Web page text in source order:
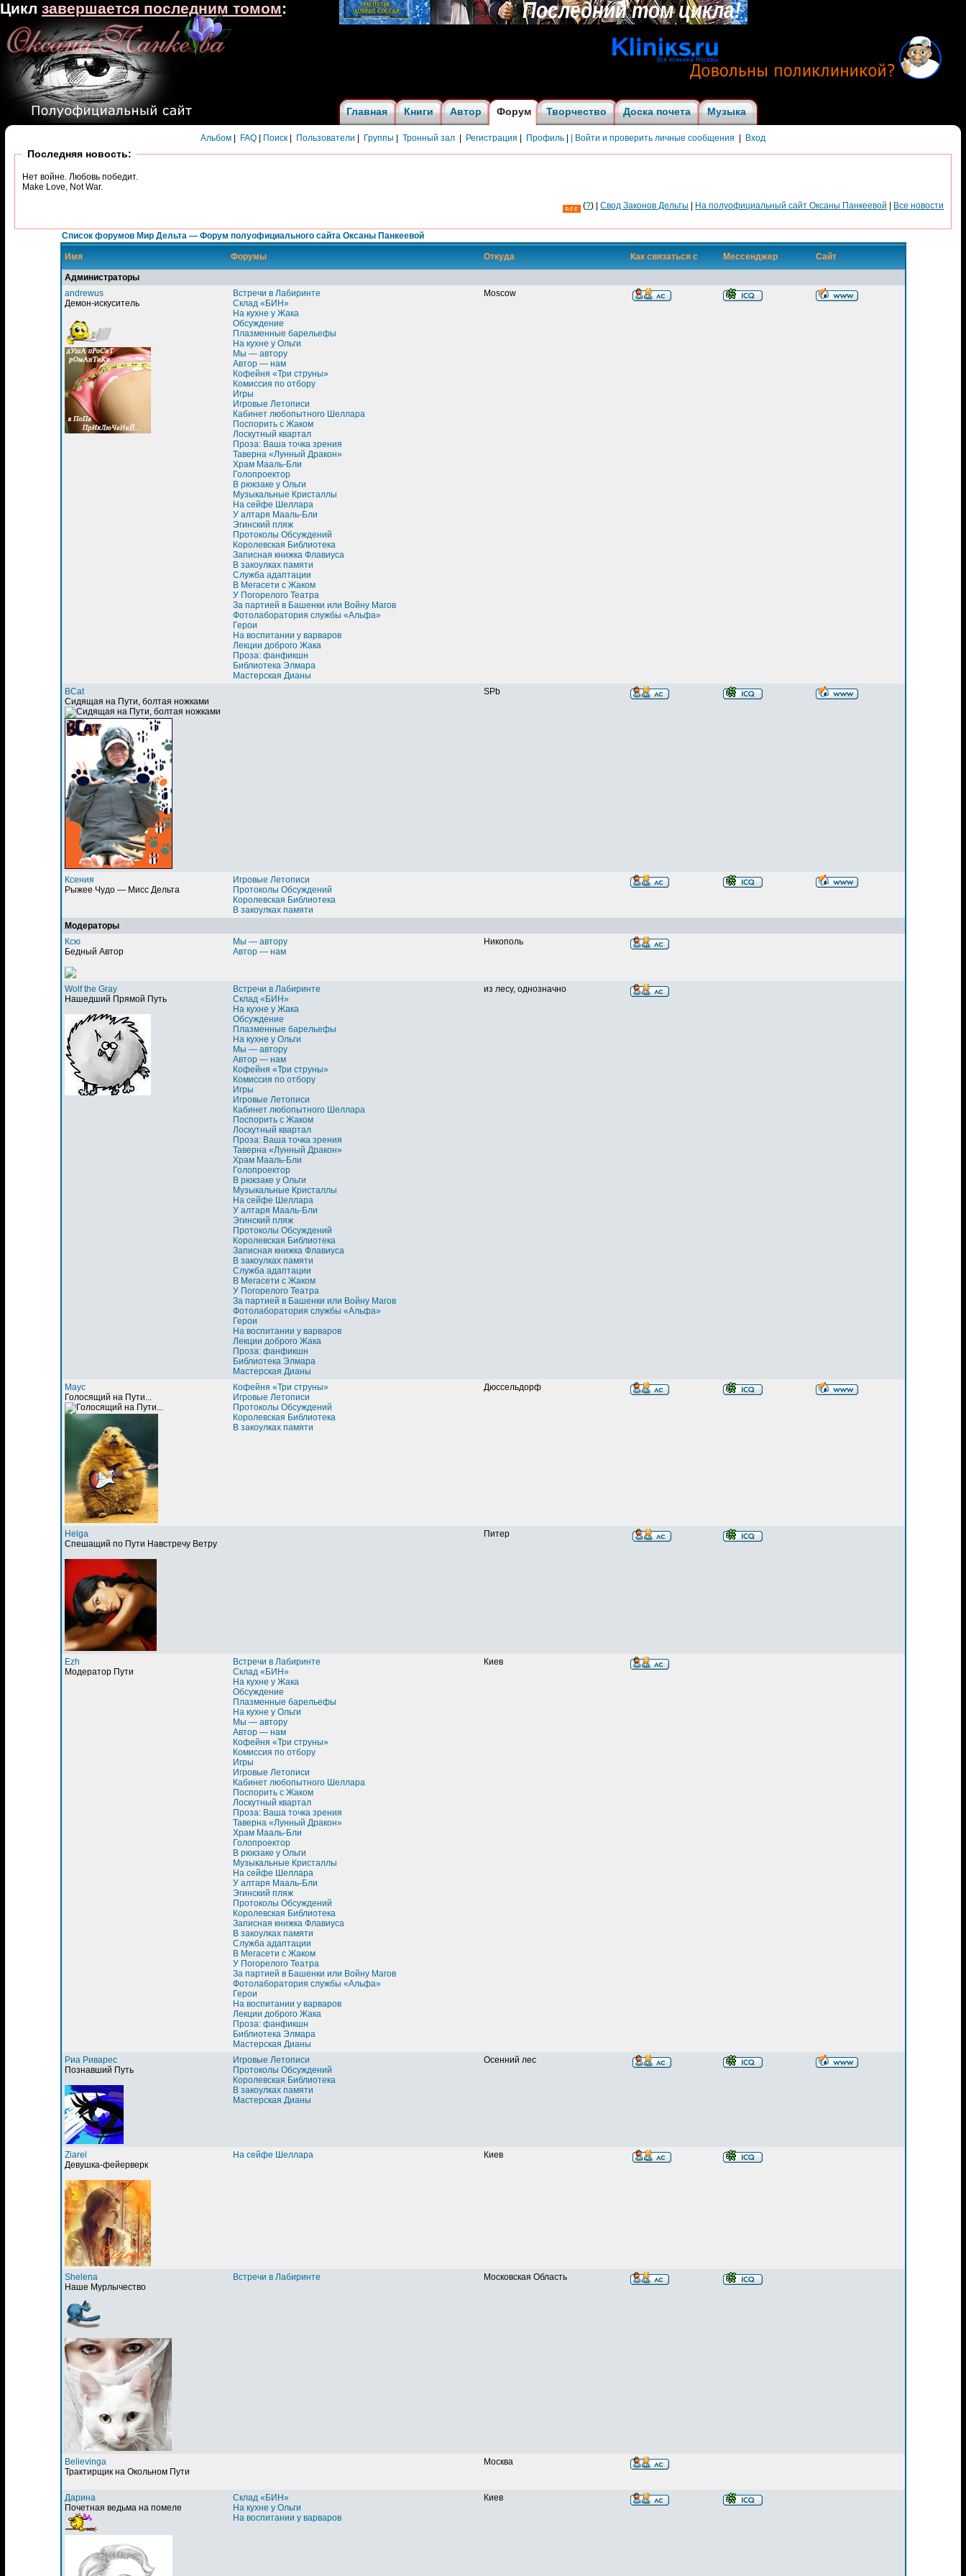
Главная Книги Автор Форум Творчество Доска почета Музыка
Альбом FAQ Поиск Пользователи Группы Тронный зал Регистрация Профиль | Войти и проверить личные сообщения Вход
Последняя новость:
Нет войне. Любовь победит.
Make Love, Not War.
(?) | Cвод Законов Дельты На полуофициальный сайт Оксаны Панкеевой Все новости
Список форумов Мир Дельта — Форум полуофициального сайта Оксаны Панкеевой
Имя Форумы Откуда Как связаться с Мессенджер Сайт
Администраторы
andrewus
Демон-искуситель
Встречи в Лабиринте
Склад «БИН»
На кухне у Жака
Обсуждение
Плазменные барельефы
На кухне у Ольги
Мы — автору
Автор — нам
Кофейня «Три струны»
Комиссия по отбору
Игры
Игровые Летописи
Кабинет любопытного Шеллара
Поспорить с Жаком
Лоскутный квартал
Проза: Ваша точка зрения
Таверна «Лунный Дракон»
Храм Мааль-Бли
Голопроектор
В рюкзаке у Ольги
Музыкальные Кристаллы
На сейфе Шеллара
У алтаря Мааль-Бли
Эгинский пляж
Протоколы Обсуждений
Королевская Библиотека
Записная книжка Флавиуса
В закоулках памяти
Служба адаптации
В Мегасети с Жаком
У Погорелого Театра
За партией в Башенки или Войну Магов
Фотолаборатория службы «Альфа»
Герои
На воспитании у варваров
Лекции доброго Жака
Проза: фанфикшн
Библиотека Элмара
Мастерская Дианы
Moscow
BCat
Сидящая на Пути, болтая ножками
SPb
Ксения
Рыжее Чудо — Мисс Дельта
Игровые Летописи
Протоколы Обсуждений
Королевская Библиотека
В закоулках памяти
Модераторы
Ксю
Бедный Автор
Мы — автору
Автор — нам
Никополь
Wolf the Gray
Нашедший Прямой Путь
Встречи в Лабиринте
Склад «БИН»
На кухне у Жака
Обсуждение
Плазменные барельефы
На кухне у Ольги
Мы — автору
Автор — нам
Кофейня «Три струны»
Комиссия по отбору
Игры
Игровые Летописи
Кабинет любопытного Шеллара
Поспорить с Жаком
Лоскутный квартал
Проза: Ваша точка зрения
Таверна «Лунный Дракон»
Храм Мааль-Бли
Голопроектор
В рюкзаке у Ольги
Музыкальные Кристаллы
На сейфе Шеллара
У алтаря Мааль-Бли
Эгинский пляж
Протоколы Обсуждений
Королевская Библиотека
Записная книжка Флавиуса
В закоулках памяти
Служба адаптации
В Мегасети с Жаком
У Погорелого Театра
За партией в Башенки или Войну Магов
Фотолаборатория службы «Альфа»
Герои
На воспитании у варваров
Лекции доброго Жака
Проза: фанфикшн
Библиотека Элмара
Мастерская Дианы
из лесу, однозначно
Маус
Голосящий на Пути...
Кофейня «Три струны»
Игровые Летописи
Протоколы Обсуждений
Королевская Библиотека
В закоулках памяти
Дюссельдорф
Helga
Спешащий по Пути Навстречу Ветру
Питер
Ezh
Модератор Пути
Встречи в Лабиринте
Склад «БИН»
На кухне у Жака
Обсуждение
Плазменные барельефы
На кухне у Ольги
Мы — автору
Автор — нам
Кофейня «Три струны»
Комиссия по отбору
Игры
Игровые Летописи
Кабинет любопытного Шеллара
Поспорить с Жаком
Лоскутный квартал
Проза: Ваша точка зрения
Таверна «Лунный Дракон»
Храм Мааль-Бли
Голопроектор
В рюкзаке у Ольги
Музыкальные Кристаллы
На сейфе Шеллара
У алтаря Мааль-Бли
Эгинский пляж
Протоколы Обсуждений
Королевская Библиотека
Записная книжка Флавиуса
В закоулках памяти
Служба адаптации
В Мегасети с Жаком
У Погорелого Театра
За партией в Башенки или Войну Магов
Фотолаборатория службы «Альфа»
Герои
На воспитании у варваров
Лекции доброго Жака
Проза: фанфикшн
Библиотека Элмара
Мастерская Дианы
Киев
Риа Риварес
Познавший Путь
Игровые Летописи
Протоколы Обсуждений
Королевская Библиотека
В закоулках памяти
Мастерская Дианы
Осенний лес
Ziarel
Девушка-фейерверк
На сейфе Шеллара Киев
Shelena
Наше Мурлычество
Встречи в Лабиринте Московская Область
Believinga
Трактирщик на Окольном Пути
Москва
Дарина
Почетная ведьма на помеле
Склад «БИН»
На кухне у Ольги
На воспитании у варваров
Киев
Цикл завершается последним томом: